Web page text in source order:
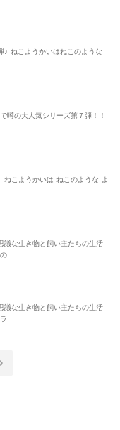
♪ ねこようかいはねこのような
噂の大人気シリーズ第７弾！！
ねこようかいは ねこのような よ
議な生き物と飼い主たちの生活
…
議な生き物と飼い主たちの生活
…